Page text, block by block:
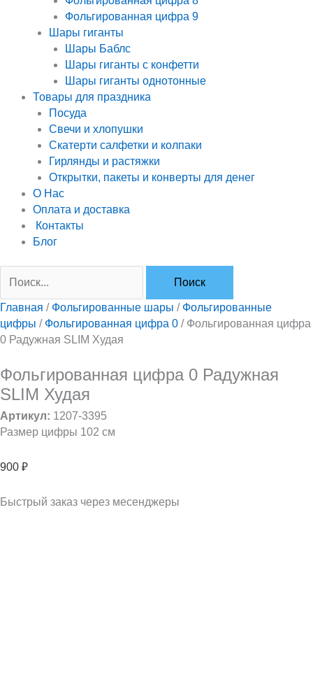
Фольгированная цифра 9
Шары гиганты
Шары Баблс
Шары гиганты с конфетти
Шары гиганты однотонные
Товары для праздника
Посуда
Свечи и хлопушки
Скатерти салфетки и колпаки
Гирлянды и растяжки
Открытки, пакеты и конверты для денег
О Нас
Оплата и доставка
Контакты
Блог
Главная / Фольгированные шары / Фольгированные
цифры / Фольгированная цифра 0 / Фольгированная цифра
0 Радужная SLIM Худая
Фольгированная цифра 0 Радужная
SLIM Худая
Артикул: 1207-3395
Размер цифры 102 см
900 ₽
Быстрый заказ через месенджеры